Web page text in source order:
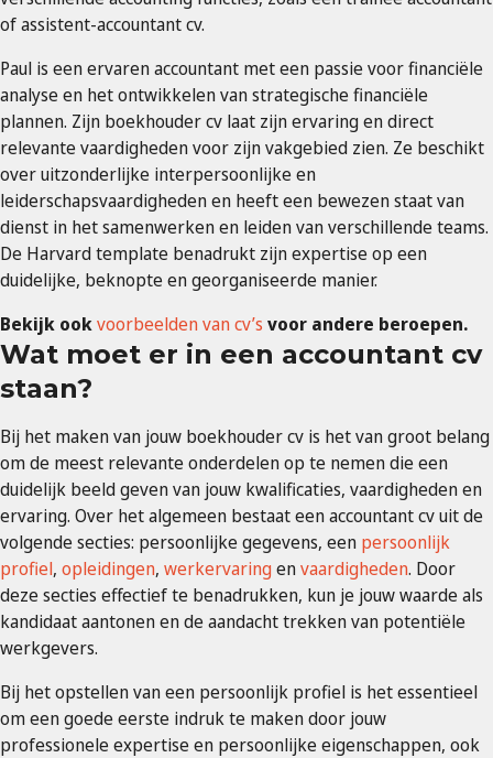
of assistent-accountant cv.
Paul is een ervaren accountant met een passie voor financiële
analyse en het ontwikkelen van strategische financiële
plannen. Zijn boekhouder cv laat zijn ervaring en direct
relevante vaardigheden voor zijn vakgebied zien. Ze beschikt
over uitzonderlijke interpersoonlijke en
leiderschapsvaardigheden en heeft een bewezen staat van
dienst in het samenwerken en leiden van verschillende teams.
De Harvard template benadrukt zijn expertise op een
duidelijke, beknopte en georganiseerde manier.
Bekijk ookvoorbeelden van cv’s voor andere beroepen.
Wat moet er in een accountant cv
staan?
Bij het maken van jouw boekhouder cv is het van groot belang
om de meest relevante onderdelen op te nemen die een
duidelijk beeld geven van jouw kwalificaties, vaardigheden en
ervaring. Over het algemeen bestaat een accountant cv uit de
volgende secties: persoonlijke gegevens, een persoonlijk
profiel, opleidingen, werkervaringenvaardigheden. Door
deze secties effectief te benadrukken, kun je jouw waarde als
kandidaat aantonen en de aandacht trekken van potentiële
werkgevers.
Bij het opstellen van een persoonlijk profiel is het essentieel
om een goede eerste indruk te maken door jouw
professionele expertise en persoonlijke eigenschappen, ook